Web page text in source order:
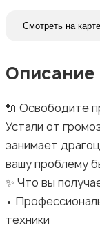
Смотреть на карте
Описание
🔌 Освободите
Устали от
занимает
вашу проблему
✨ Что вы
•
техники